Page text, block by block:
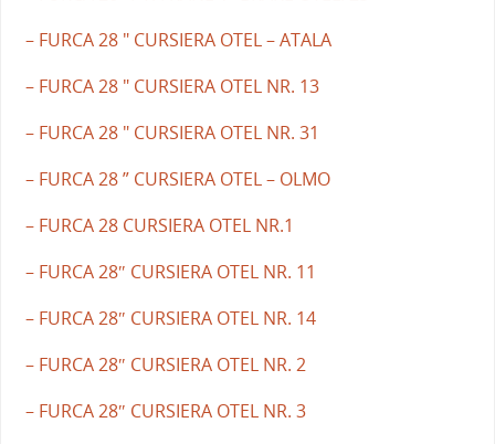
– FURCA 28 " CURSIERA OTEL – ATALA
– FURCA 28 " CURSIERA OTEL NR. 13
– FURCA 28 " CURSIERA OTEL NR. 31
– FURCA 28 ” CURSIERA OTEL – OLMO
– FURCA 28 CURSIERA OTEL NR.1
– FURCA 28″ CURSIERA OTEL NR. 11
– FURCA 28″ CURSIERA OTEL NR. 14
– FURCA 28″ CURSIERA OTEL NR. 2
– FURCA 28″ CURSIERA OTEL NR. 3